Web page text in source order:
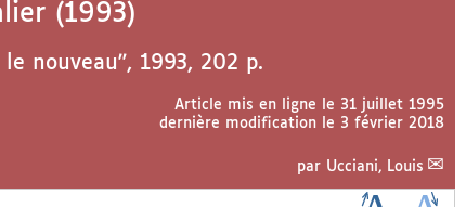
(1993)
le nouveau", 1993, 202 p.
Article mis en ligne le 31 juillet 1995
dernière modification le 3 février 2018
par Ucciani, Louis